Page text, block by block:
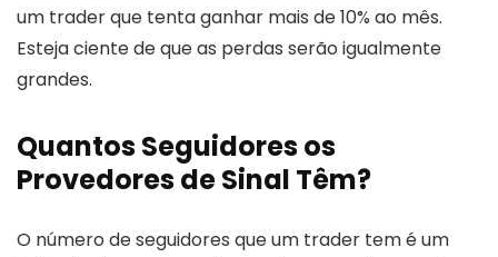
um trader que tenta ganhar mais de 10% ao mês.
Esteja ciente de que as perdas serão igualmente
grandes.
Quantos Seguidores os
Provedores de Sinal Têm?
O número de seguidores que um trader tem é um